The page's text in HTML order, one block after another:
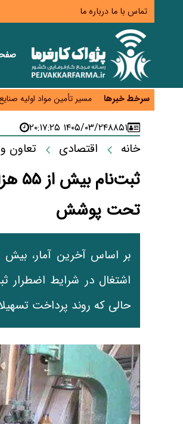
تماس با ما درباره ما
سرخط خبرها
قیمت مسکن در دست
مسیر تأمین مواد اولیه صنایع تسهیل شد؛ ۳۴۱۴
منابع صندوق ملی مسکن به
هشدار درباره آینده
ترمیم مزد در راه است؟
۸۸۵۱۱۴۰۵/۰۳/۲۴ ۲۰:۱۷:۲۵
خانه اقتصادی تعاون
تحت پوشش
حالی که روند پرداخت